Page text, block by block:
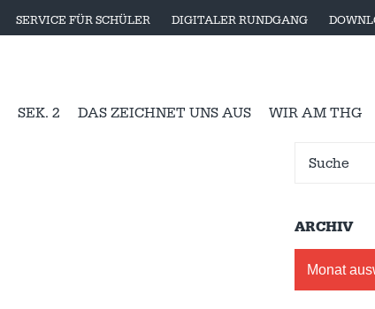
SERVICE FÜR SCHÜLER DIGITALER RUNDGANG
SEK. 2 DAS ZEICHNET UNS AUS WIR AM THG
ARCHIV